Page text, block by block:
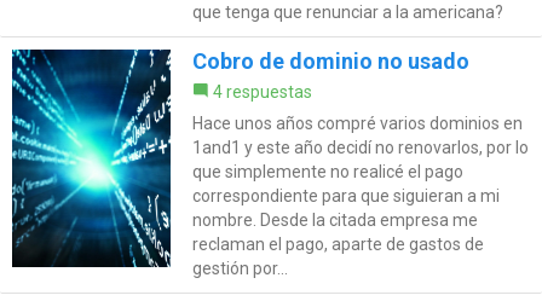
que tenga que renunciar a la americana?
Cobro de dominio no usado
4 respuestas
Hace unos años compré varios dominios en
1and1 y este año decidí no renovarlos, por lo
que simplemente no realicé el pago
correspondiente para que siguieran a mi
nombre. Desde la citada empresa me
reclaman el pago, aparte de gastos de
gestión por...